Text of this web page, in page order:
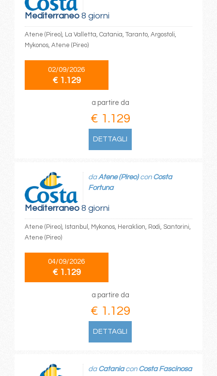
Mediterraneo8 giorni
Atene (Pireo), La Valletta, Catania, Taranto, Argostoli,
Mykonos, Atene (Pireo)
02/09/2026
€ 1.129
a partire da
€ 1.129
DETTAGLI
Mediterraneo8 giorni
daAtene (Pireo)con Costa
Fortuna
Atene (Pireo), Istanbul, Mykonos, Heraklion, Rodi, Santorini,
Atene (Pireo)
04/09/2026
€ 1.129
a partire da
€ 1.129
DETTAGLI
da Cataniacon Costa Fascinosa